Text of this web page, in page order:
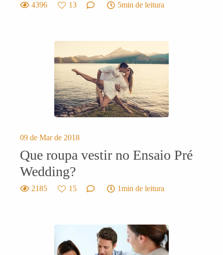
4396 13 5min de leitura
09 de Mar de 2018
Que roupa vestir no Ensaio Pré
Wedding?
2185 15 1min de leitura